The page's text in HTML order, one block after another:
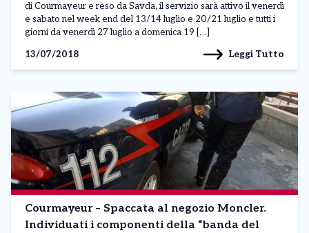
di Courmayeur e reso da Savda, il servizio sarà attivo il venerdì
e sabato nel week end del 13/14 luglio e 20/21 luglio e tutti i
giorni da venerdì 27 luglio a domenica 19 […]
13/07/2018
Leggi Tutto
Courmayeur – Spaccata al negozio Moncler.
Individuati i componenti della “banda del